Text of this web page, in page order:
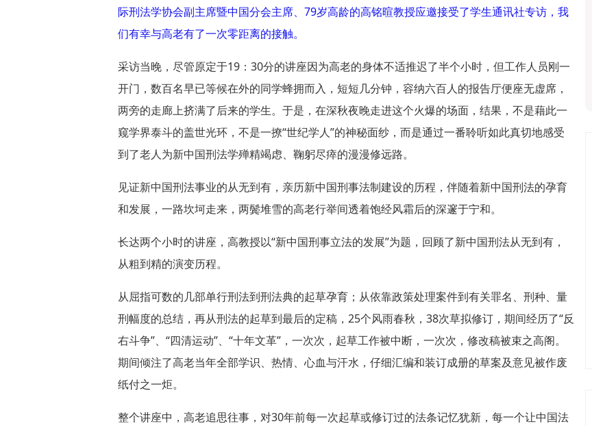
际刑法学协会副主席暨中国分会主席、79岁高龄的高铭暄教授应邀接受了学生通讯社专访，我
们有幸与高老有了一次零距离的接触。
采访当晚，尽管原定于19：30分的讲座因为高老的身体不适推迟了半个小时，但工作人员刚一
开门，数百名早已等候在外的同学蜂拥而入，短短几分钟，容纳六百人的报告厅便座无虚席，
两旁的走廊上挤满了后来的学生。于是，在深秋夜晚走进这个火爆的场面，结果，不是藉此一
窥学界泰斗的盖世光环，不是一撩“世纪学人”的神秘面纱，而是通过一番聆听如此真切地感受
到了老人为新中国刑法学殚精竭虑、鞠躬尽瘁的漫漫修远路。
见证新中国刑法事业的从无到有，亲历新中国刑事法制建设的历程，伴随着新中国刑法的孕育
和发展，一路坎坷走来，两鬓堆雪的高老行举间透着饱经风霜后的深邃于宁和。
长达两个小时的讲座，高教授以“新中国刑事立法的发展”为题，回顾了新中国刑法从无到有，
从粗到精的演变历程。
从屈指可数的几部单行刑法到刑法典的起草孕育；从依靠政策处理案件到有关罪名、刑种、量
刑幅度的总结，再从刑法的起草到最后的定稿，25个风雨春秋，38次草拟修订，期间经历了“反
右斗争”、“四清运动”、“十年文革”，一次次，起草工作被中断，一次次，修改稿被束之高阁。
期间倾注了高老当年全部学识、热情、心血与汗水，仔细汇编和装订成册的草案及意见被作废
纸付之一炬。
整个讲座中，高老追思往事，对30年前每一次起草或修订过的法条记忆犹新，每一个让中国法